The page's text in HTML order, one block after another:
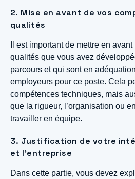
2. Mise en avant de vos
qualités
Il est important de mettre en
qualités que vous avez
parcours et qui sont en
employeurs pour ce poste. Cela
compétences techniques, mais
que la rigueur, l’organisation ou
travailler en équipe.
3. Justification de votre
et l’entreprise
Dans cette partie, vous devez